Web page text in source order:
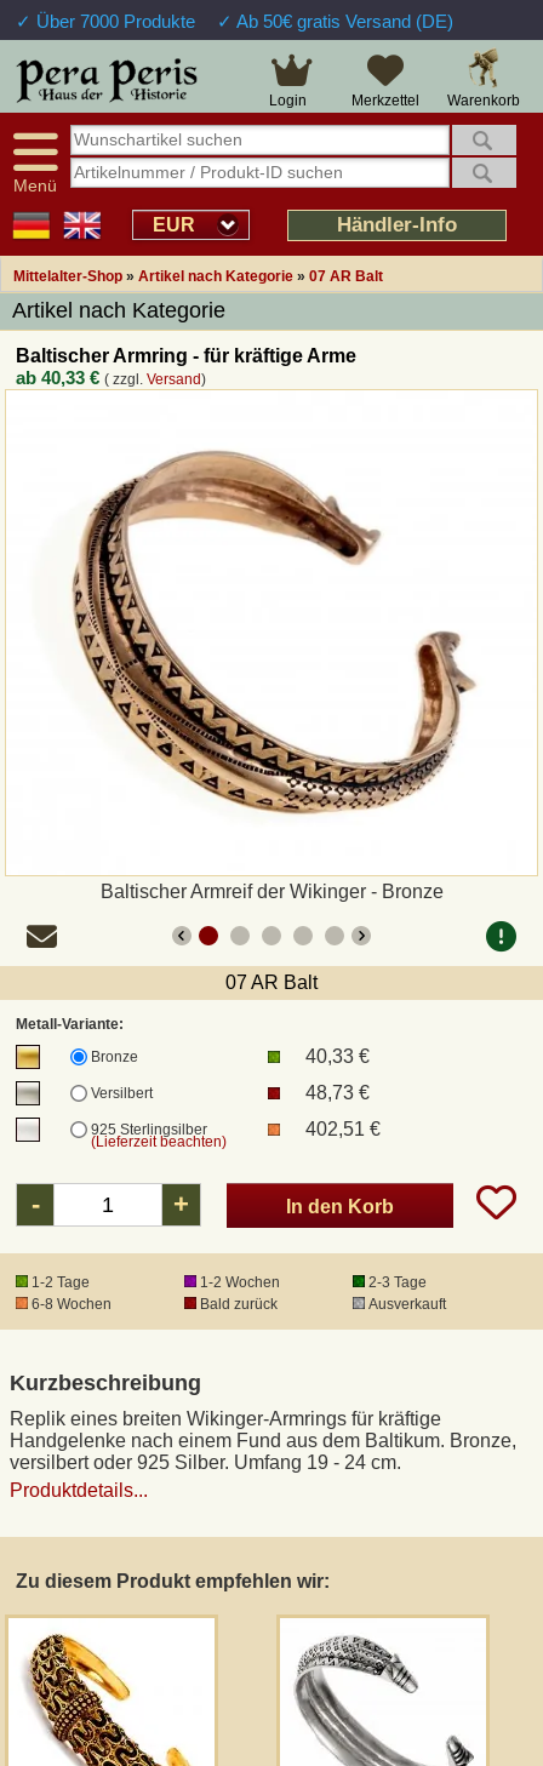
✓ Über 7000 Produkte ✓ Ab 50€ gratis Versand (DE)
Warenkorb
Merkzettel
Login
Menü
EUR Händler-Info
Mittelalter-Shop » Artikel nach Kategorie » 07 AR Balt
Artikel nach Kategorie
Baltischer Armring - für kräftige Arme
ab40,33 € ( zzgl.Versand)
Baltischer Armreif der Wikinger - Bronze
07 AR Balt
Metall-Variante:
Bronze
40,33 €
Versilbert 48,73 €
925 Sterlingsilber
(Lieferzeit beachten)
402,51 €
- + In den Korb
1-2 Tage 1-2 Wochen
2-3 Tage
6-8 Wochen
Bald zurück Ausverkauft
Kurzbeschreibung
Replik eines breiten Wikinger-Armrings für kräftige
Handgelenke nach einem Fund aus dem Baltikum. Bronze,
versilbert oder 925 Silber. Umfang 19 - 24 cm.
Produktdetails...
Zu diesem Produkt empfehlen wir:
Große Auswahl
Verfügbarkeitsanzeige
Sendungsverfolgung
Intelligente Navigation
Freundlicher Service
14 Tage Widerrufsrecht
Über 25 Jahre Erfahrung
Schnelle Rücküberweisung
Kulant bei Retouren
Prof. Auftragsabwicklung
Übersicht Mittelalter-Produkte
Impressum
Widerrufsfunktion
Rückruf-Service
Zahlungsweisen
Versandarten und Retouren
UPS
DHL Paket
DPD
DHL Kleinpaket
DHL Express
Waffenrecht und FSK 18
Datenschutz
Widerrufsrecht
Mittelalter-Großhandel
AGB
Gästebuch